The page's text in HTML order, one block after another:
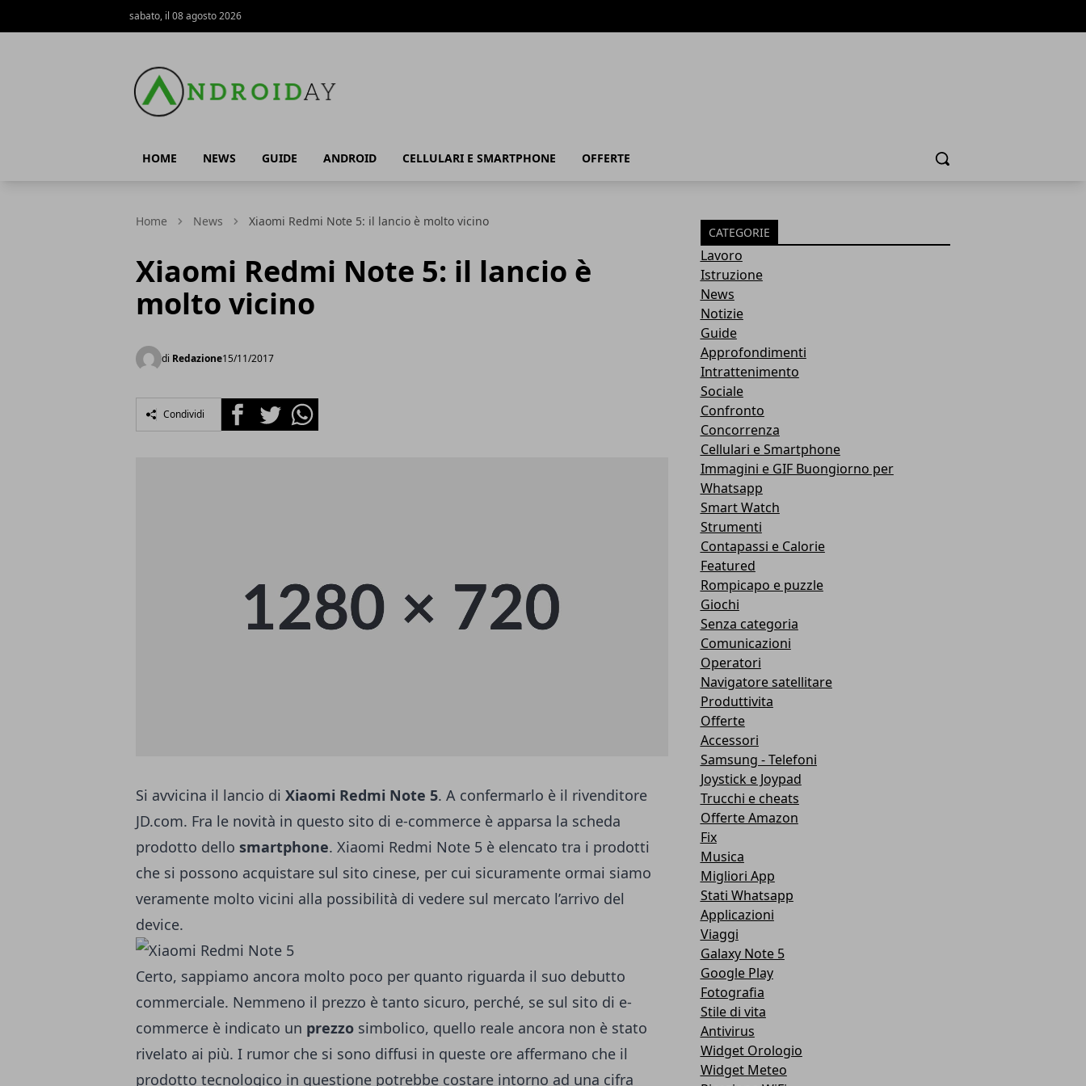
sabato, il 08 agosto 2026
HOME NEWS GUIDE ANDROID CELLULARI E SMARTPHONE OFFERTE Cerca
Home News Xiaomi Redmi Note 5: il lancio è molto vicino
Xiaomi Redmi Note 5: il lancio è
molto vicino
di Redazione15/11/2017
Condividi FacebookTwitterWhatsapp
Si avvicina il lancio di Xiaomi Redmi Note 5. A confermarlo è il rivenditore
JD.com. Fra le novità in questo sito di e-commerce è apparsa la scheda
prodotto dello smartphone. Xiaomi Redmi Note 5 è elencato tra i prodotti
che si possono acquistare sul sito cinese, per cui sicuramente ormai siamo
veramente molto vicini alla possibilità di vedere sul mercato l’arrivo del
device.
Certo, sappiamo ancora molto poco per quanto riguarda il suo debutto
commerciale. Nemmeno il prezzo è tanto sicuro, perché, se sul sito di e-
commerce è indicato un prezzo simbolico, quello reale ancora non è stato
rivelato ai più. I rumor che si sono diffusi in queste ore affermano che il
prodotto tecnologico in questione potrebbe costare intorno ad una cifra
CATEGORIE
Lavoro
Istruzione
News
Notizie
Guide
Approfondimenti
Intrattenimento
Sociale
Confronto
Concorrenza
Cellulari e Smartphone
Immagini e GIF Buongiorno per
Whatsapp
Smart Watch
Strumenti
Contapassi e Calorie
Featured
Rompicapo e puzzle
Giochi
Senza categoria
Comunicazioni
Operatori
Navigatore satellitare
Produttivita
Offerte
Accessori
Samsung - Telefoni
Joystick e Joypad
Trucchi e cheats
Offerte Amazon
Fix
Musica
Migliori App
Stati Whatsapp
Applicazioni
Viaggi
Galaxy Note 5
Google Play
Fotografia
Stile di vita
Antivirus
Widget Orologio
Widget Meteo